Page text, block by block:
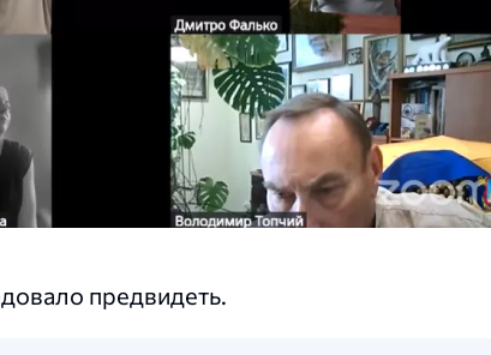
предвидеть.